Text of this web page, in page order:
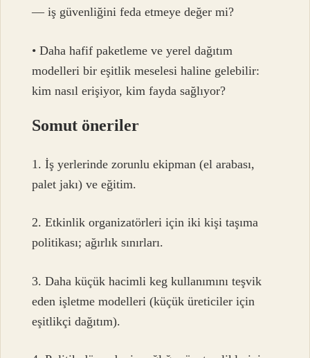
— iş güvenliğini feda etmeye değer mi?
• Daha hafif paketleme ve yerel dağıtım
modelleri bir eşitlik meselesi haline gelebilir:
kim nasıl erişiyor, kim fayda sağlıyor?
Somut öneriler
1. İş yerlerinde zorunlu ekipman (el arabası,
palet jakı) ve eğitim.
2. Etkinlik organizatörleri için iki kişi taşıma
politikası; ağırlık sınırları.
3. Daha küçük hacimli keg kullanımını teşvik
eden işletme modelleri (küçük üreticiler için
eşitlikçi dağıtım).